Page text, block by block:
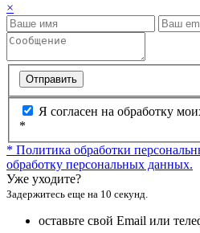
×
Отправить
Я согласен на обработку
*
* Политика обработки
обработку персональных данных.
Уже уходите?
Задержитесь еще на 10 секунд.
оставьте свой Email или